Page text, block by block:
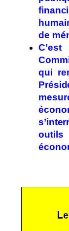
de
qui